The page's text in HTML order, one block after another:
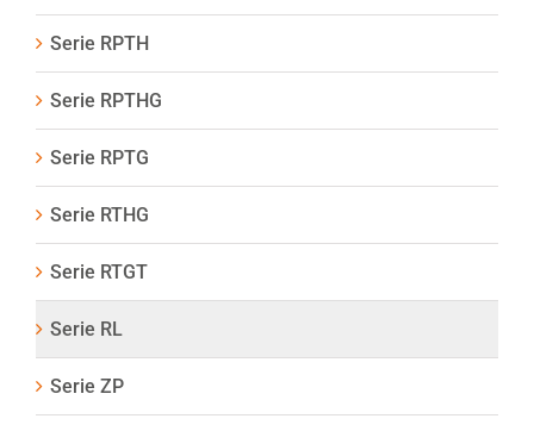
Serie RPTH
Serie RPTHG
Serie RPTG
Serie RTHG
Serie RTGT
Serie RL
Serie ZP